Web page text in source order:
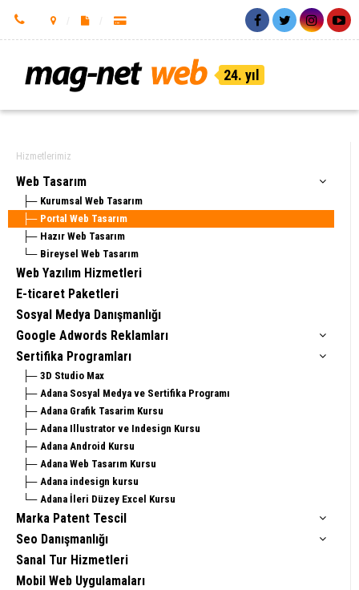
24. yıl
Hizmetlerimiz
Web Tasarım
Kurumsal Web Tasarım
Portal Web Tasarım
Hazır Web Tasarım
Bireysel Web Tasarım
Web Yazılım Hizmetleri
E-ticaret Paketleri
Sosyal Medya Danışmanlığı
Google Adwords Reklamları
Sertifika Programları
3D Studio Max
Adana Sosyal Medya ve Sertifika Programı
Adana Grafik Tasarim Kursu
Adana Illustrator ve Indesign Kursu
Adana Android Kursu
Adana Web Tasarım Kursu
Adana indesign kursu
Adana İleri Düzey Excel Kursu
Marka Patent Tescil
Seo Danışmanlığı
Sanal Tur Hizmetleri
Mobil Web Uygulamaları